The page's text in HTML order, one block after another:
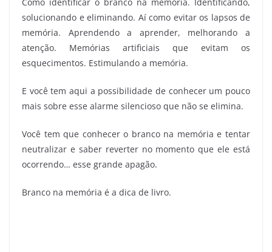
Como identificar o branco na memória. Identificando,
solucionando e eliminando. Aí como evitar os lapsos de
memória. Aprendendo a aprender, melhorando a
atenção. Memórias artificiais que evitam os
esquecimentos. Estimulando a memória.
E você tem aqui a possibilidade de conhecer um pouco
mais sobre esse alarme silencioso que não se elimina.
Você tem que conhecer o branco na memória e tentar
neutralizar e saber reverter no momento que ele está
ocorrendo… esse grande apagão.
Branco na memória é a dica de livro.